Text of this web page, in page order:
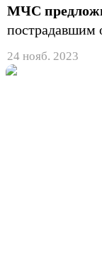
МЧС
24 нояб. 2023